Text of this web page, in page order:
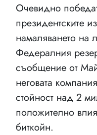
Очевидно
президентските
намаляването на
Федералния
съобщение от
неговата
стойност над 2
положително
биткойн.